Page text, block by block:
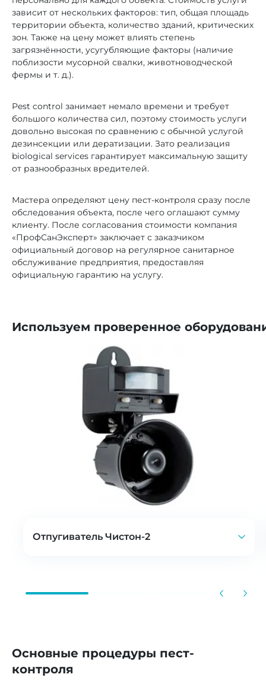
Оставить заявку
от 40 000 ₸
Оставить заявку
Рекомендуется при высокой
степени заражения, сложных
объектах (рестораны, склады,
аптеки, салоны,
производственные помещения),
проверок и аудитов
Что входит в услугу
от 60 000 ₸
Оставить заявку
зависит от нескольких факторов: тип, общая площадь
территории объекта, количество зданий, критических
зон. Также на цену может влиять степень
загрязнённости, усугубляющие факторы (наличие
поблизости мусорной свалки, животноводческой
фермы и т. д.).
Pest control занимает немало времени и требует
большого количества сил, поэтому стоимость услуги
довольно высокая по сравнению с обычной услугой
дезинсекции или дератизации. Зато реализация
biological services гарантирует максимальную защиту
от разнообразных вредителей.
Мастера определяют цену пест-контроля сразу после
обследования объекта, после чего оглашают сумму
клиенту. После согласования стоимости компания
«ПрофСанЭксперт» заключает с заказчиком
официальный договор на регулярное санитарное
обслуживание предприятия, предоставляя
официальную гарантию на услугу.
Используем проверенное
Отпугиватель Чистон-2
от грызунов всех бытовых
Излучает мощные пачки
Основные процедуры пест-
контроля